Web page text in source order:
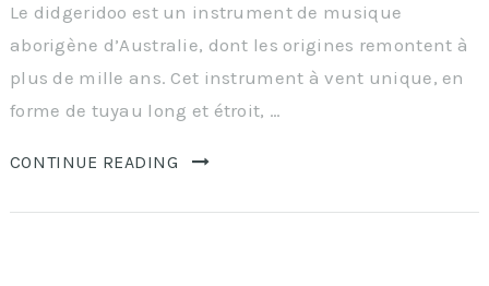
Le didgeridoo est un instrument de musique
aborigène d’Australie, dont les origines remontent à
plus de mille ans. Cet instrument à vent unique, en
forme de tuyau long et étroit, …
CONTINUE READING